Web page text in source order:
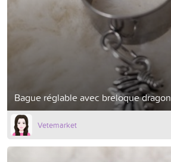
Bague réglable avec breloque dragon
Vetemarket